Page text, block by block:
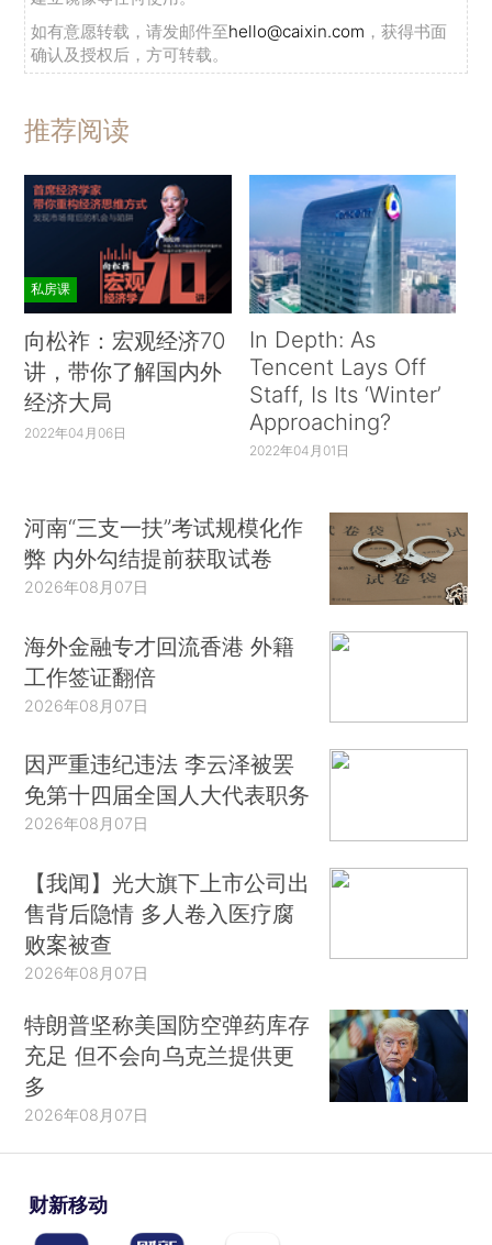
如有意愿转载，请发邮件至hello@caixin.com ，获得书面
确认及授权后，方可转载。
推荐阅读
私房课
向松祚：宏观经济70
讲，带你了解国内外
经济大局
2022年04月06日
In Depth: As
Tencent Lays Off
Staff, Is Its ‘Winter’
Approaching?
2022年04月01日
河南“三支一扶”考试规模化作
弊 内外勾结提前获取试卷
2026年08月07日
海外金融专才回流香港 外籍
工作签证翻倍
2026年08月07日
因严重违纪违法 李云泽被罢
免第十四届全国人大代表职务
2026年08月07日
【我闻】光大旗下上市公司出
售背后隐情 多人卷入医疗腐
败案被查
2026年08月07日
特朗普坚称美国防空弹药库存
充足 但不会向乌克兰提供更
多
2026年08月07日
财新移动